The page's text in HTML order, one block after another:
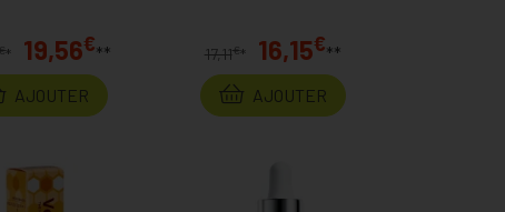
* 19,56€**
AJOUTER
17,11€ * 16,15€**
AJOUTER